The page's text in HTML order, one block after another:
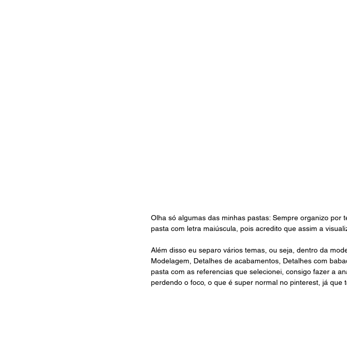
Olha só algumas das minhas pastas: Sempre organizo
pasta com letra maiúscula, pois acredito que assim a
Além disso eu separo vários temas, ou seja, dentro da
Modelagem, Detalhes de acabamentos, Detalhes com
pasta com as referencias que selecionei, consigo fazer a
perdendo o foco, o que é super normal no pinterest, já que